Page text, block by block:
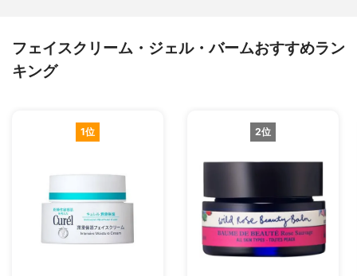
フェイスクリーム・ジェル・バームおすすめラン
キング
1位 2位